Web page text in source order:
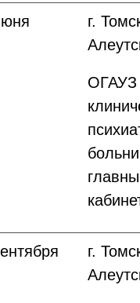
г.
ОГАУЗ
г.